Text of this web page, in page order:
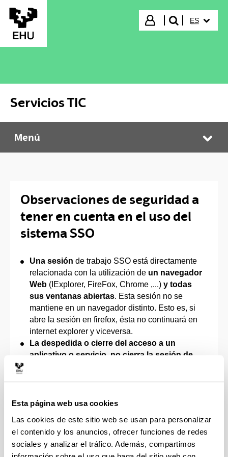
Esta página web usa cookies
Las cookies de este sitio web se usan para personalizar
el contenido y los anuncios, ofrecer funciones de redes
sociales y analizar el tráfico. Además, compartimos
Saltar al contenido principal
Iniciar sesión
buscar"
ES
Servicios TIC
Servicios TIC
Menú
Observaciones de seguridad a
tener en cuenta en el uso del
sistema SSO
Una sesión de trabajo SSO está directamente
relacionada con la utilización de un navegador
Web (IExplorer, FireFox, Chrome ,...) y todas
sus ventanas abiertas. Esta sesión no se
mantiene en un navegador distinto. Esto es, si
abre la sesión en firefox, ésta no continuará en
internet explorer y viceversa.
La despedida o cierre del acceso a un
aplicativo o servicio, no cierra la sesión de
aplicación/servicio, todos los
serán accesibles sin necesidad de utilizar las
credenciales de acceso (cuenta/contraseña o
tarjeta corporativa) a menos que, tras despedirse